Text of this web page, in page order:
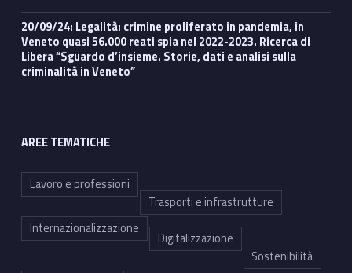
20/09/24: Legalità: crimine proliferato in pandemia, in
Veneto quasi 56.000 reati spia nel 2022-2023. Ricerca di
Libera “Sguardo d’insieme. Storie, dati e analisi sulla
criminalità in Veneto”
AREE TEMATICHE
Lavoro e professioni
Trasporti e infrastrutture
Internazionalizzazione
Digitalizzazione
Sostenibilità